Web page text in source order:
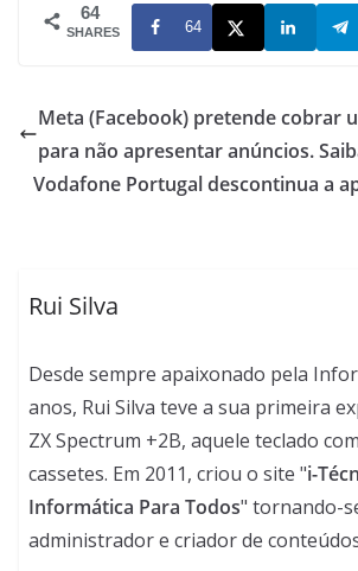
64
SHARES 64
Meta (Facebook) pretende cobrar
para não apresentar anúncios.
Vodafone Portugal descontinua a
Rui Silva
Desde sempre apaixonado pela
anos, Rui Silva teve a sua primeira
ZX Spectrum +2B, aquele teclado
cassetes. Em 2011, criou o site "i-
Informática Para Todos" tornando-
administrador e criador de